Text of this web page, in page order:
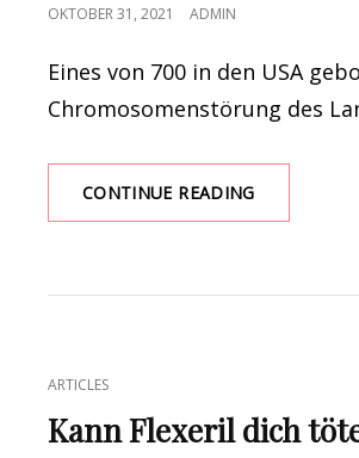
POSTED
OKTOBER 31, 2021 ADMIN
Eines von 700 in den USA
Chromosomenstörung des
CONTINUE READINGWAS
VERURSACHT
SYNDROM?
CAT
LINKS
ARTICLES
Kann Flexeril dich